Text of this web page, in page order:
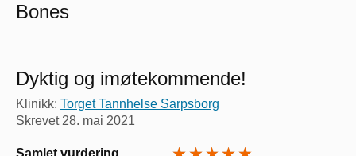
Bones
Dyktig og imøtekommende!
Klinikk: Torget Tannhelse Sarpsborg
Skrevet 28. mai 2021